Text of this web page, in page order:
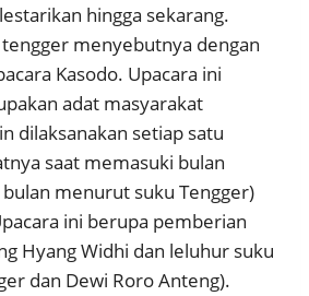
hingga sekarang.
menyebutnya dengan
Kasodo. Upacara ini
adat masyarakat
dilaksanakan setiap satu
saat memasuki bulan
bulan menurut suku Tengger)
ini berupa pemberian
Hyang Widhi dan leluhur suku
dan Dewi Roro Anteng).